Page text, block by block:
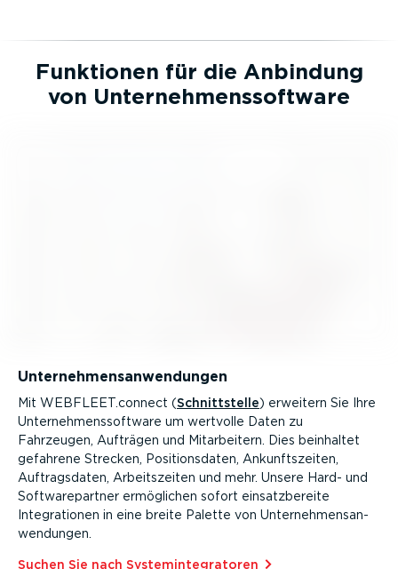
Funktionen für die Anbindung
von Unter­neh­mens­software
Unter­neh­mens­an­wen­dungen
Mit WEBFLEET.connect (Schnitt­stelle) erweitern Sie Ihre
Unter­neh­mens­software um wertvolle Daten zu
Fahrzeugen, Aufträgen und Mitar­beitern. Dies beinhaltet
gefahrene Strecken, Positi­ons­daten, Ankunfts­zeiten,
Auftrags­daten, Arbeits­zeiten und mehr. Unsere Hard- und
Software­partner ermöglichen sofort einsatz­be­reite
Integra­tionen in eine breite Palette von Unter­neh­mens­an­
wen­dungen.
Suchen Sie nach System­in­te­gra­toren⁠